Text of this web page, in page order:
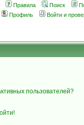
Правила Поиск
Профиль
Войти и
пользователей?